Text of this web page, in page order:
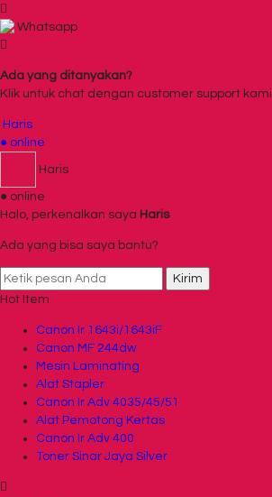
Whatsapp
Ada yang ditanyakan?
Klik untuk chat dengan customer support kami
Haris
● online
Haris
● online
Halo, perkenalkan saya Haris
Ada yang bisa saya bantu?
Kirim
Hot Item
Canon Ir 1643i/1643iF
Canon MF 244dw
Mesin Laminating
Alat Stapler
Canon Ir Adv 4035/45/51
Alat Pemotong Kertas
Canon Ir Adv 400
Toner Sinar Jaya Silver